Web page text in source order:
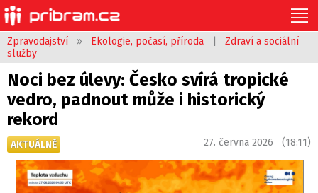
Zpravodajství » Ekologie, počasí, příroda
Zdraví a sociální
služby
Noci bez úlevy: Česko svírá tropické
vedro, padnout může i historický
rekord
AKTUÁLNĚ 27. června 2026 (18:11)